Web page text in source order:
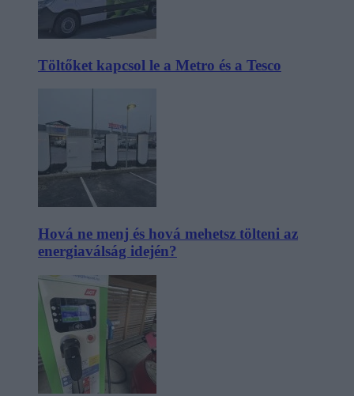
Töltőket kapcsol le a Metro és a Tesco
Hová ne menj és hová mehetsz tölteni az
energiaválság idején?